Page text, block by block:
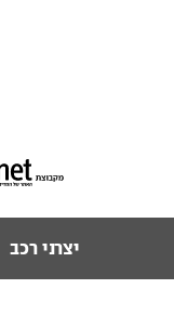
יצרני רכב